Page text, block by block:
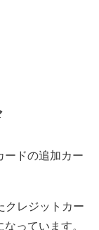
ードの追加カー
クレジットカー
っています。